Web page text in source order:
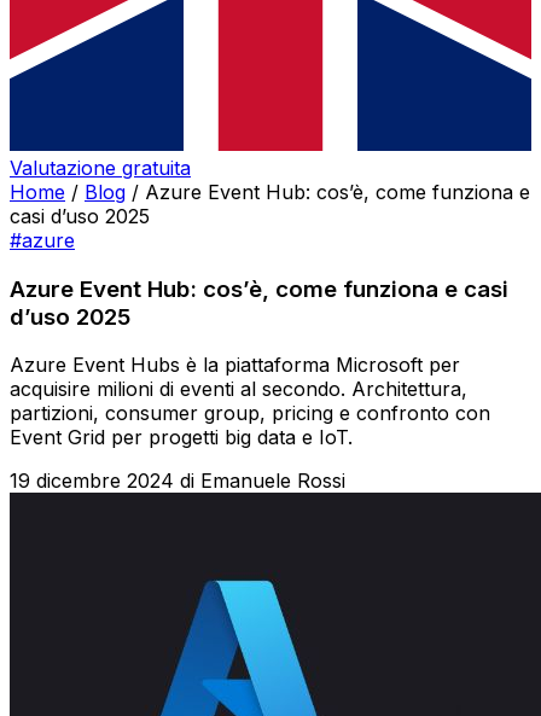
Valutazione gratuita
Home / Blog / Azure Event Hub: cos’è, come funziona e
casi d’uso 2025
#azure
Azure Event Hub: cos’è, come funziona e casi
d’uso 2025
Azure Event Hubs è la piattaforma Microsoft per
acquisire milioni di eventi al secondo. Architettura,
partizioni, consumer group, pricing e confronto con
Event Grid per progetti big data e IoT.
19 dicembre 2024 di Emanuele Rossi